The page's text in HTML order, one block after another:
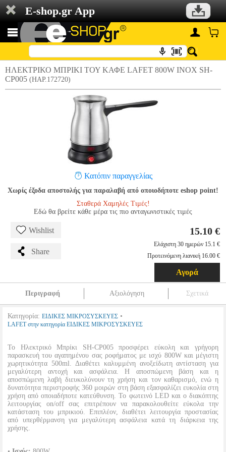
E-shop.gr App
ΗΛΕΚΤΡΙΚΟ ΜΠΡΙΚΙ ΤΟΥ ΚΑΦΕ LAFET 800W INOX SH-
CP005 (HAP.172720)
Κατόπιν παραγγελίας
Χωρίς έξοδα αποστολής για παραλαβή από οποιοδήποτε eshop point!
Σταθερά Χαμηλές Τιμές!
Εδώ θα βρείτε κάθε μέρα τις πιο ανταγωνιστικές τιμές
Wishlist
Share
15.10 €
Ελάχιστη 30 ημερών 15.1 €
Προτεινόμενη λιανική 16.00 €
Αγορά
Περιγραφή Αξιολόγηση Σχετικά
Κατηγορία: ΕΙΔΙΚΕΣ ΜΙΚΡΟΣΥΣΚΕΥΕΣ •
LAFET στην κατηγορία ΕΙΔΙΚΕΣ ΜΙΚΡΟΣΥΣΚΕΥΕΣ
Το Ηλεκτρικό Μπρίκι SH-CP005 προσφέρει εύκολη και γρήγορη
παρασκευή του αγαπημένου σας ροφήματος με ισχύ 800W και μέγιστη
χωρητικότητα 500ml. Διαθέτει καλυμμένη ανοξείδωτη αντίσταση για
μεγαλύτερη αντοχή και ασφάλεια. Η αποσπώμενη βάση και η
αποσπώμενη λαβή διευκολύνουν τη χρήση και τον καθαρισμό, ενώ η
δυνατότητα περιστροφής 360 μοιρών στη βάση εξασφαλίζει ευκολία στη
χρήση από οποιαδήποτε κατεύθυνση. Το φωτεινό LED και ο διακόπτης
λειτουργίας on/off σας επιτρέπουν να παρακολουθείτε εύκολα την
κατάσταση του μπρικιού. Επιπλέον, διαθέτει λειτουργία προστασίας
από υπερθέρμανση για μεγαλύτερη ασφάλεια κατά τη διάρκεια της
χρήσης.